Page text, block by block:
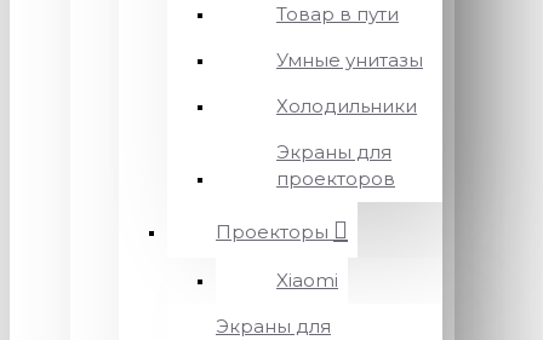
Товар в пути
Умные унитазы
Холодильники
Экраны для
проекторов
Проекторы
Xiaomi
Экраны для